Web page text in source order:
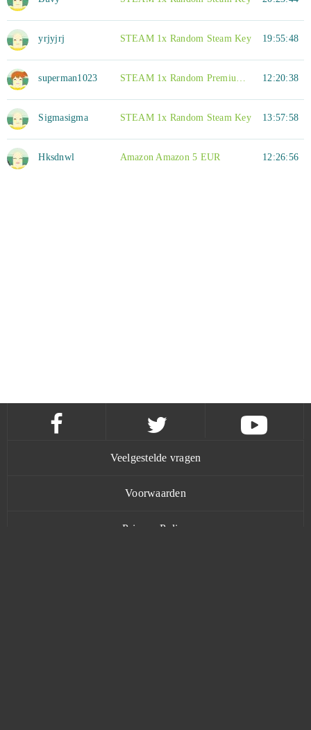
yrjyjrj 19:55:48
STEAM 1x Random Steam Key
superman1023 12:20:38
STEAM 1x Random Premium Plus Steam Key
Sigmasigma 13:57:58
STEAM 1x Random Steam Key
Hksdnwl 12:26:56
Amazon Amazon 5 EUR
Veelgestelde vragen
Voorwaarden
Privacy Policy